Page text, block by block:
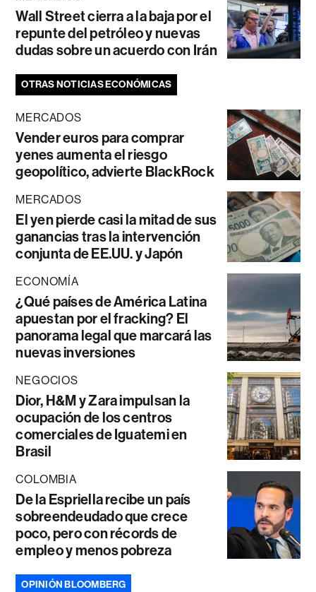
Wall Street cierra a la baja por el
repunte del petróleo y nuevas
dudas sobre un acuerdo con Irán
OTRAS NOTICIAS ECONÓMICAS
MERCADOS
Vender euros para comprar
yenes aumenta el riesgo
geopolítico, advierte BlackRock
MERCADOS
El yen pierde casi la mitad de sus
ganancias tras la intervención
conjunta de EE.UU. y Japón
ECONOMÍA
¿Qué países de América Latina
apuestan por el fracking? El
panorama legal que marcará las
nuevas inversiones
NEGOCIOS
Dior, H&M y Zara impulsan la
ocupación de los centros
comerciales de Iguatemi en
Brasil
COLOMBIA
De la Espriella recibe un país
sobreendeudado que crece
poco, pero con récords de
empleo y menos pobreza
OPINIÓN BLOOMBERG